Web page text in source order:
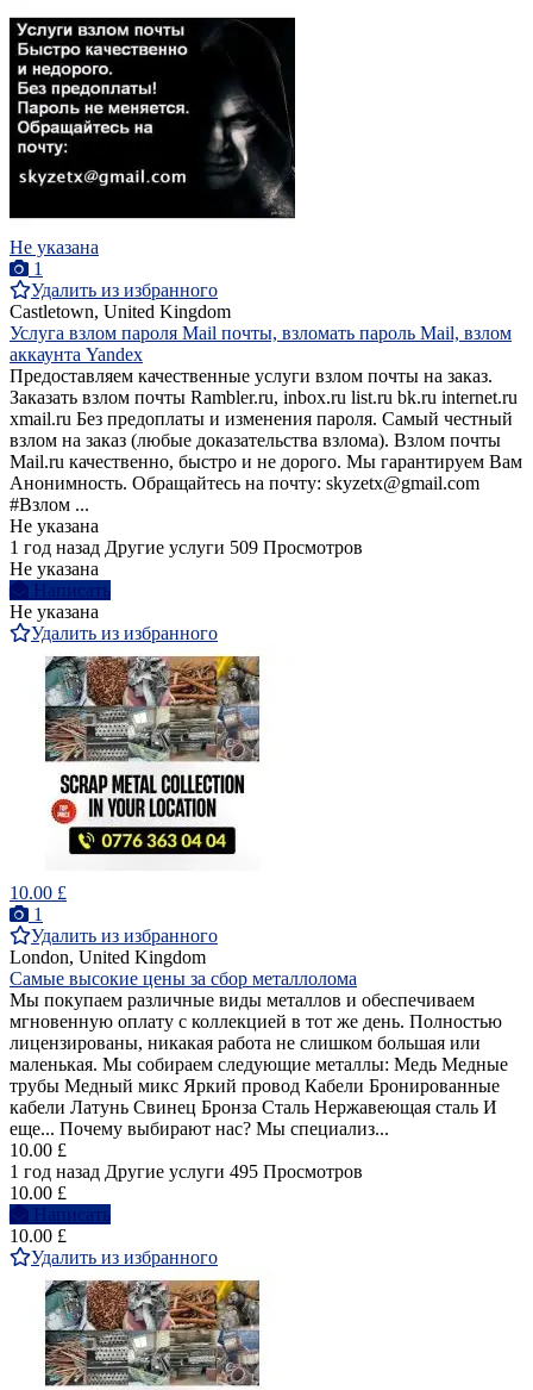
Не указана
1
Удалить из избранного
Castletown, United Kingdom
Услуга взлом пароля Mail почты, взломать пароль Mail, взлом
аккаунта Yandex
Предоставляем качественные услуги взлом почты на заказ.
Заказать взлoм почты Rambler.ru, inbox.ru list.ru bk.ru internet.ru
xmail.ru Без предоплаты и изменения пароля. Самый честный
взлом на заказ (любые доказательства взлома). Bзлом почты
Mail.ru качественно, быстро и не дорого. Мы гарантируем Вам
Анонимность. Обращайтесь на почту: skyzetx@gmail.com
#Взлом ...
Не указана
1 год назад Другие услуги 509 Просмотров
Не указана
Написать
Не указана
Удалить из избранного
10.00 £
1
Удалить из избранного
London, United Kingdom
Самые высокие цены за сбор металлолома
Мы покупаем различные виды металлов и обеспечиваем
мгновенную оплату с коллекцией в тот же день. Полностью
лицензированы, никакая работа не слишком большая или
маленькая. Мы собираем следующие металлы: Медь Медные
трубы Медный микс Яркий провод Кабели Бронированные
кабели Латунь Свинец Бронза Сталь Нержавеющая сталь И
еще... Почему выбирают нас? Мы специализ...
10.00 £
1 год назад Другие услуги 495 Просмотров
10.00 £
Написать
10.00 £
Удалить из избранного